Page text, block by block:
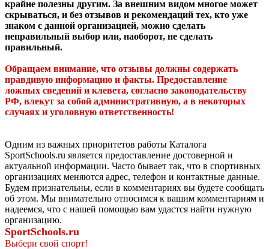
крайне полезны другим. За внешним видом многое может
скрываться, и без отзывов и рекомендаций тех, кто уже
знаком с данной организацией, можно сделать
неправильный выбор или, наоборот, не сделать
правильный.
Обращаем внимание, что отзывы должны содержать
правдивую информацию и факты. Предоставление
ложных сведений и клевета, согласно законодательству
РФ, влекут за собой административную, а в некоторых
случаях и уголовную ответственность!
Одним из важных приоритетов работы Каталога
SportSchools.ru является предоставление достоверной и
актуальной информации. Часто бывает так, что в спортивных
организациях меняются адрес, телефон и контактные данные.
Будем признательны, если в комментариях вы будете сообщать
об этом. Мы внимательно относимся к вашим комментариям и
надеемся, что с нашей помощью вам удастся найти нужную
организацию.
SportSchools.ru
Выбери свой спорт!